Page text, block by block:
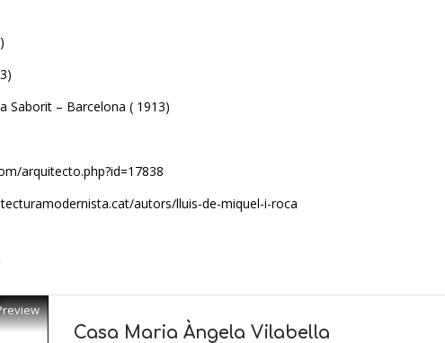
Saborit – Barcelona ( 1913)
arquitecto.php?id=17838
autors/lluis-de-miquel-i-roca
Casa Maria Àngela Vilabella